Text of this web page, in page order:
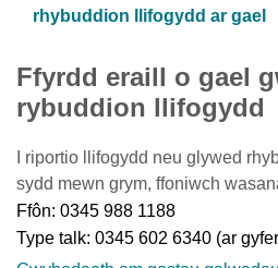
rhybuddion llifogydd ar gael
Ffyrdd eraill o gael
rybuddion llifogydd
I riportio llifogydd neu glywed
sydd mewn grym, ffoniwch
Ffôn: 0345 988 1188
Type talk: 0345 602 6340 (ar